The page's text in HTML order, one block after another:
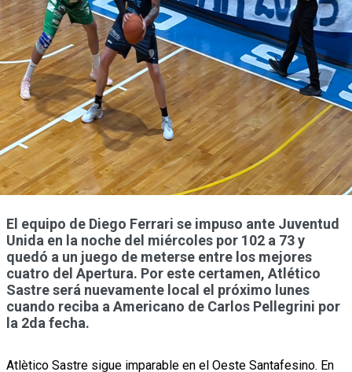
El equipo de Diego Ferrari se impuso ante Juventud
Unida en la noche del miércoles por 102 a 73 y
quedó a un juego de meterse entre los mejores
cuatro del Apertura. Por este certamen, Atlético
Sastre será nuevamente local el próximo lunes
cuando reciba a Americano de Carlos Pellegrini por
la 2da fecha.
Atlètico Sastre sigue imparable en el Oeste Santafesino. En